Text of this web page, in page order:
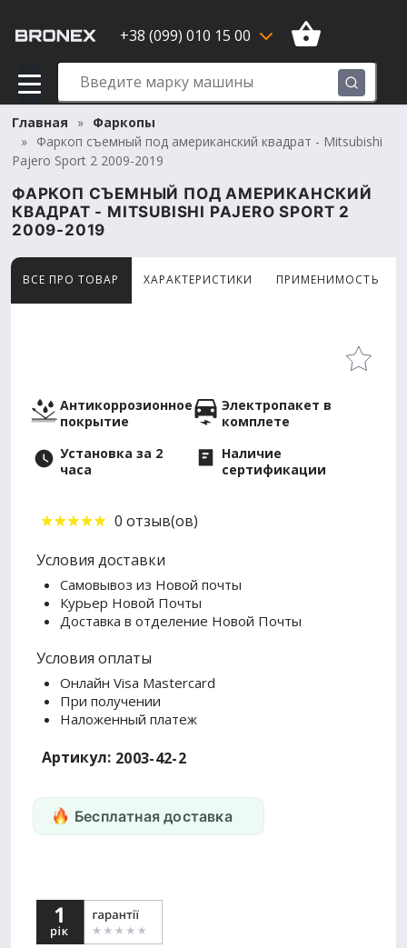
+38 (099) 010 15 00
Главная
Фаркопы
Фаркоп съемный под американский квадрат - Mitsubishi
Pajero Sport 2 2009-2019
ФАРКОП СЪЕМНЫЙ ПОД АМЕРИКАНСКИЙ
КВАДРАТ - MITSUBISHI PAJERO SPORT 2
2009-2019
ВСЕ ПРО ТОВАР ХАРАКТЕРИСТИКИ ПРИМЕНИМОСТЬ
Товар просматривают сейчас 15 человек
Антикоррозионное
покрытие
Электропакет в
комплете
Установка за 2
часа
Наличие
сертификации
0 отзыв(ов)
Условия доставки
Самовывоз из Новой почты
Курьер Новой Почты
Доставка в отделение Новой Почты
Условия оплаты
Онлайн Visa Mastercard
При получении
Наложенный платеж
Артикул: 2003-42-2
Бесплатная доставка